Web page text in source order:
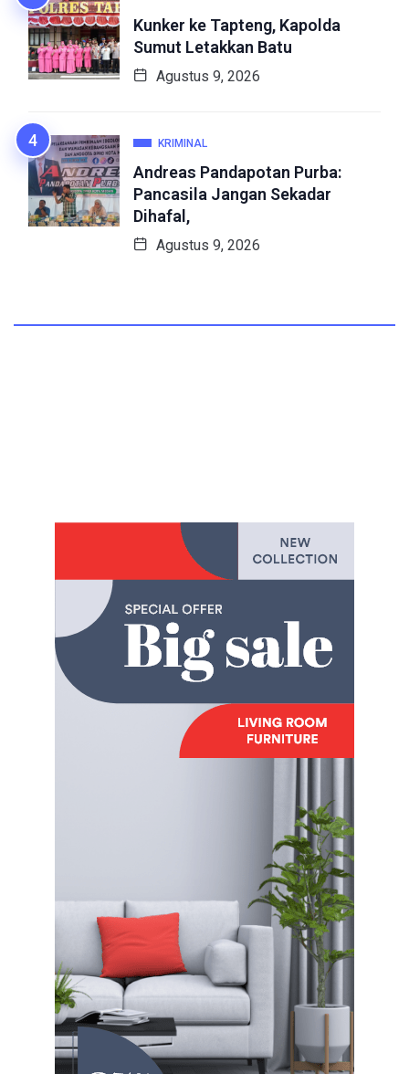
Kunker ke Tapteng, Kapolda
Sumut Letakkan Batu
Agustus 9, 2026
KRIMINAL
Andreas Pandapotan Purba:
Pancasila Jangan Sekadar
Dihafal,
Agustus 9, 2026